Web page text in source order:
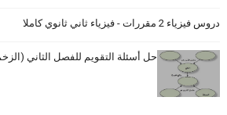
دروس فيزياء 2 مقررات - فيزياء ثاني ثانوي كاملا
حل أسئلة التقويم للفصل الثاني